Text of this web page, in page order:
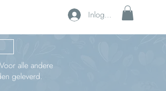
Inloggen
alle andere
geleverd.